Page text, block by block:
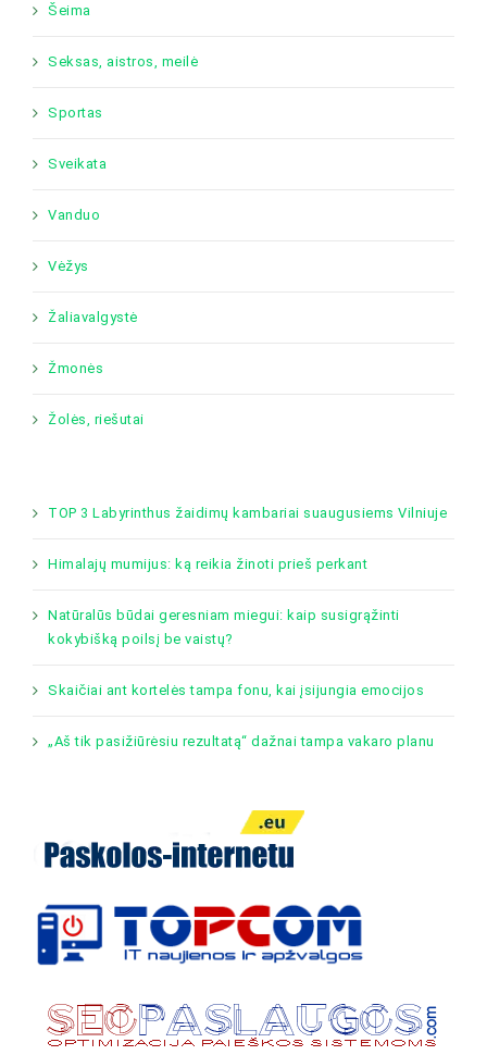
Šeima
Seksas, aistros, meilė
Sportas
Sveikata
Vanduo
Vėžys
Žaliavalgystė
Žmonės
Žolės, riešutai
TOP 3 Labyrinthus žaidimų kambariai suaugusiems Vilniuje
Himalajų mumijus: ką reikia žinoti prieš perkant
Natūralūs būdai geresniam miegui: kaip susigrąžinti
kokybišką poilsį be vaistų?
Skaičiai ant kortelės tampa fonu, kai įsijungia emocijos
„Aš tik pasižiūrėsiu rezultatą“ dažnai tampa vakaro planu